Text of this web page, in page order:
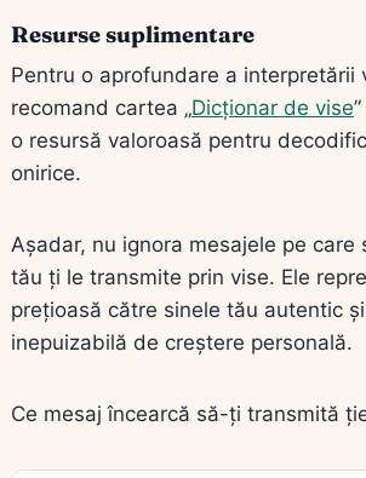
Resurse suplimentare
Pentru o aprofundare a interpretării
recomand cartea „Dicționar de vise
o resursă valoroasă pentru
onirice.
Așadar, nu ignora mesajele pe care
tău ți le transmite prin vise. Ele
prețioasă către sinele tău autentic
inepuizabilă de creștere personală.
Ce mesaj încearcă să-ți transmită